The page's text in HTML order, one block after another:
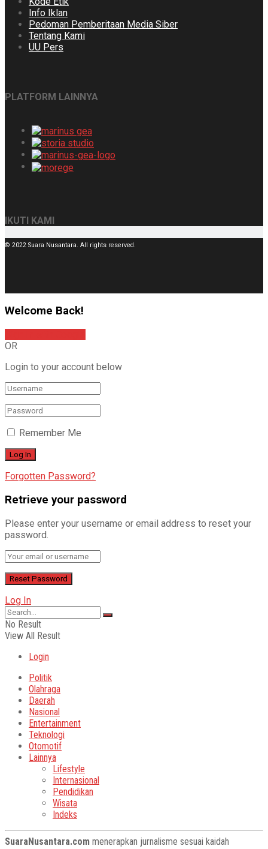
Info Iklan
Pedoman Pemberitaan Media Siber
Tentang Kami
UU Pers
PLATFORM LAINNYA
IKUTI KAMI
© 2022 Suara Nusantara. All rights reserved.
Welcome Back!
OR
Login to your account below
Remember Me
Forgotten Password?
Retrieve your password
Please enter your username or email address to reset your
password.
Log In
No Result
View All Result
Login
Politik
Olahraga
Daerah
Nasional
Entertainment
Teknologi
Otomotif
Lainnya
Lifestyle
Internasional
Pendidikan
Wisata
Indeks
SuaraNusantara.com menerapkan jurnalisme sesuai kaidah